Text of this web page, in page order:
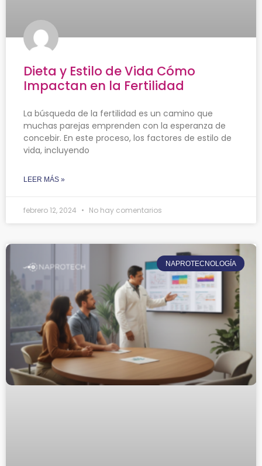
Dieta y Estilo de Vida Cómo
Impactan en la Fertilidad
La búsqueda de la fertilidad es un camino que
muchas parejas emprenden con la esperanza de
concebir. En este proceso, los factores de estilo de
vida, incluyendo
LEER MÁS »
febrero 12, 2024 No hay comentarios
NAPROTECNOLOGÍA